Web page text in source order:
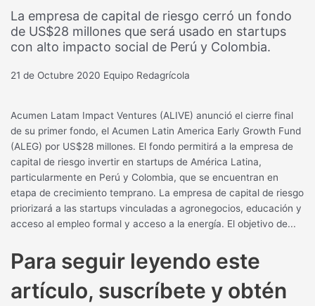
La empresa de capital de riesgo cerró un fondo
de US$28 millones que será usado en startups
con alto impacto social de Perú y Colombia.
21 de Octubre 2020 Equipo Redagrícola
Acumen Latam Impact Ventures (ALIVE) anunció el cierre final
de su primer fondo, el Acumen Latin America Early Growth Fund
(ALEG) por US$28 millones. El fondo permitirá a la empresa de
capital de riesgo invertir en startups de América Latina,
particularmente en Perú y Colombia, que se encuentran en
etapa de crecimiento temprano. La empresa de capital de riesgo
priorizará a las startups vinculadas a agronegocios, educación y
acceso al empleo formal y acceso a la energía. El objetivo de...
Para seguir leyendo este
artículo, suscríbete y obtén